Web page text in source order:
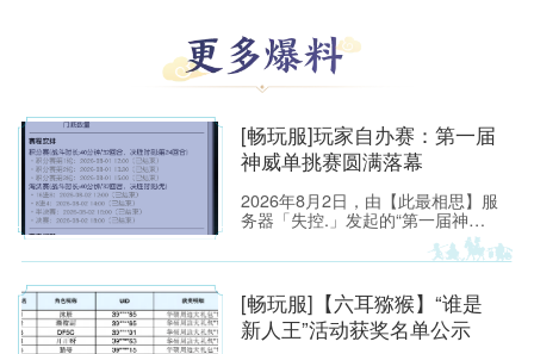
[畅玩服]玩家自办赛：第一届
神威单挑赛圆满落幕
2026年8月2日，由【此最相思】服
务器「失控.」发起的“第一届神威
[畅玩服]【六耳猕猴】“谁是
新人王”活动获奖名单公示